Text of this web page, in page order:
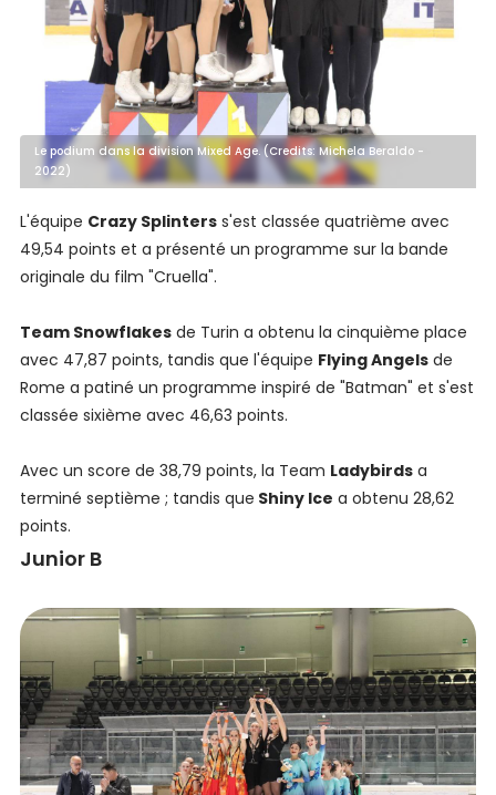
Le podium dans la division Mixed Age. (Credits: Michela Beraldo -
2022)
L'équipe Crazy Splinterss'est classée quatrième avec
49,54 points et a présenté un programme sur la bande
originale du film "Cruella".
Team Snowflakesde Turin a obtenu la cinquième place
avec 47,87 points, tandis que l'équipe Flying Angelsde
Rome a patiné un programme inspiré de "Batman" et s'est
classée sixième avec 46,63 points.
Avec un score de 38,79 points, la Team Ladybirdsa
terminé septième ; tandis que Shiny Ice a obtenu 28,62
points.
Junior B